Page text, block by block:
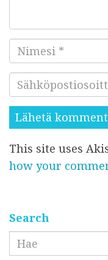
e
t
i
*
i
m
e
i
*
ä
h
k
ö
p
t
i
o
This site uses
how your
Search
Etsi